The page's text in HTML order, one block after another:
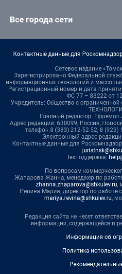
Все города сети
Контактные данные для
Сетевое издание
Зарегистрировано Федеральной
информационных технологий и
Регистрационный номер и дата
ФС 77 – 83222 от
Учредитель: Общество с
Главный редактор:
Адрес редакции: 630099, Россия,
телефон 8 (383) 212-52-52, 8 (923)
Электронный адрес
Контактные данные для
Техподдержка:
По вопросам
Жапарова Жанна, менеджер по
zhanna.zhaparova@shkulev.ru,
Ревина Мария, директор по работе
mariya.revina@shkulev.ru,
Редакция сайта не несет
информации, содержащейся в
Информация об
Политика